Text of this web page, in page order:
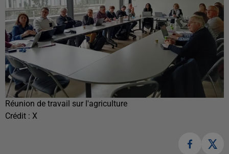
Réunion de travail sur l'agriculture
Crédit : X